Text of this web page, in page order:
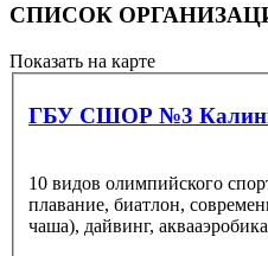
СПИСОК
Показать на карте
ГБУ СШОР №3
10 видов олимпийского
плавание, биатлон,
чаша), дайвинг,